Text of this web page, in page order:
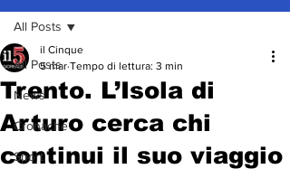
All Posts
News
Cronache
Sport
All Posts
Trento. L’Isola di
Arturo cerca chi
continui il suo viaggio
il Cinque
5 mar Tempo di lettura: 3 min